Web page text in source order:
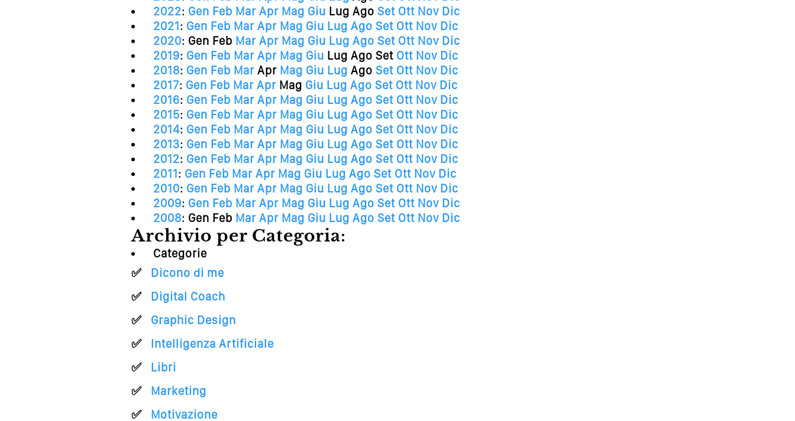
2022: Gen Feb Mar Apr Mag Giu Lug Ago Set Ott Nov Dic
2021: Gen Feb Mar Apr Mag Giu Lug Ago Set Ott Nov Dic
2020: Gen Feb Mar Apr Mag Giu Lug Ago Set Ott Nov Dic
2019: Gen Feb Mar Apr Mag Giu Lug Ago Set Ott Nov Dic
2018: Gen Feb Mar Apr Mag Giu Lug Ago Set Ott Nov Dic
2017: Gen Feb Mar Apr Mag Giu Lug Ago Set Ott Nov Dic
2016: Gen Feb Mar Apr Mag Giu Lug Ago Set Ott Nov Dic
2015: Gen Feb Mar Apr Mag Giu Lug Ago Set Ott Nov Dic
2014: Gen Feb Mar Apr Mag Giu Lug Ago Set Ott Nov Dic
2013: Gen Feb Mar Apr Mag Giu Lug Ago Set Ott Nov Dic
2012: Gen Feb Mar Apr Mag Giu Lug Ago Set Ott Nov Dic
2011: Gen Feb Mar Apr Mag Giu Lug Ago Set Ott Nov Dic
2010: Gen Feb Mar Apr Mag Giu Lug Ago Set Ott Nov Dic
2009: Gen Feb Mar Apr Mag Giu Lug Ago Set Ott Nov Dic
2008: Gen Feb Mar Apr Mag Giu Lug Ago Set Ott Nov Dic
Archivio per Categoria:
Categorie
Dicono di me
Digital Coach
Graphic Design
Intelligenza Artificiale
Libri
Marketing
Motivazione